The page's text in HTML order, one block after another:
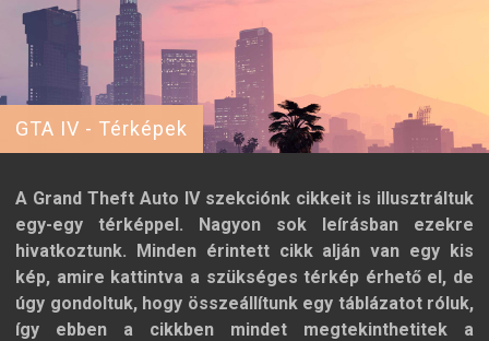
GTA IV - Térképek
A Grand Theft Auto IV szekciónk cikkeit is illusztráltuk
egy-egy térképpel. Nagyon sok leírásban ezekre
hivatkoztunk. Minden érintett cikk alján van egy kis
kép, amire kattintva a szükséges térkép érhető el, de
úgy gondoltuk, hogy összeállítunk egy táblázatot róluk,
így ebben a cikkben mindet megtekinthetitek a